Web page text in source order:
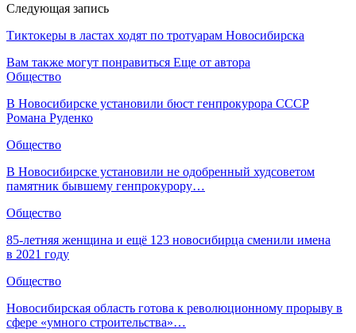
Следующая запись
Тиктокеры в ластах ходят по тротуарам Новосибирска
Вам также могут понравиться Еще от автора
Общество
В Новосибирске установили бюст генпрокурора СССР
Романа Руденко
Общество
В Новосибирске установили не одобренный худсоветом
памятник бывшему генпрокурору…
Общество
85-летняя женщина и ещё 123 новосибирца сменили имена
в 2021 году
Общество
Новосибирская область готова к революционному прорыву в
сфере «умного строительства»…